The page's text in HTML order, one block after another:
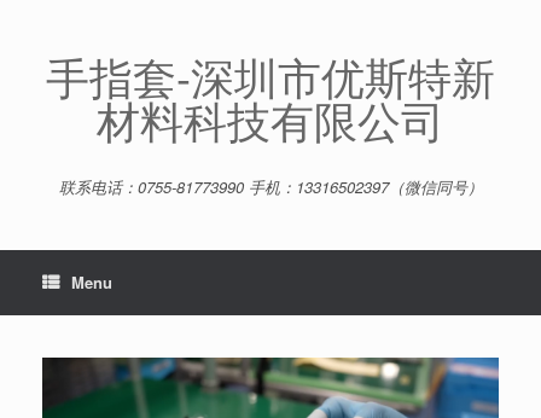
content手指套-深圳市优斯特新
材料科技有限公司
联系电话：0755-81773990 手机：13316502397（微信同号）
Menu